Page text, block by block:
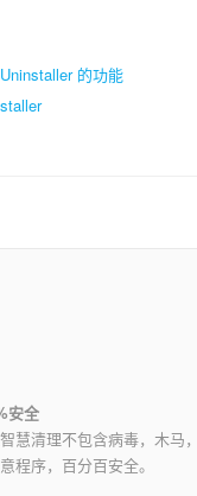
的功能
安全
慧清理不包含病毒，木马，
程序，百分百安全。